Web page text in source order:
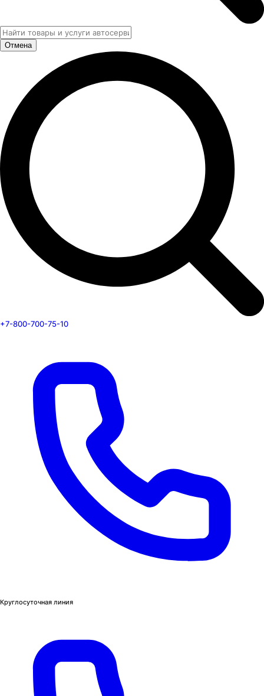
Отмена
+7-800-700-75-10
Круглосуточная линия